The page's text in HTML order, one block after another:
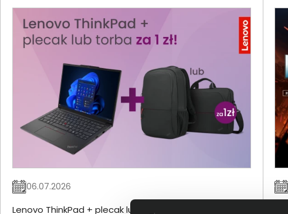
06.07.2026
Lenovo ThinkPad + plecak lub torba za 1 ZŁ!